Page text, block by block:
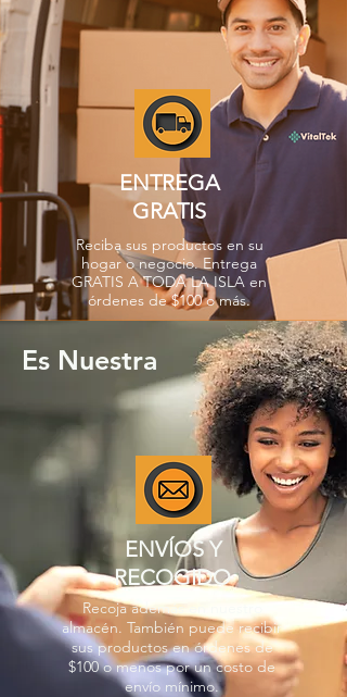
ENTREGA
GRATIS
Reciba sus productos en su
hogar o negocio. Entrega
GRATIS A TODA LA ISLA en
órdenes de $100 o más.
Es Nuestra
ENVÍOS Y
RECOGIDO
Recoja además en nuestro
almacén. También puede recibir
sus productos en órdenes de
$100 o menos por un costo de
envío mínimo.